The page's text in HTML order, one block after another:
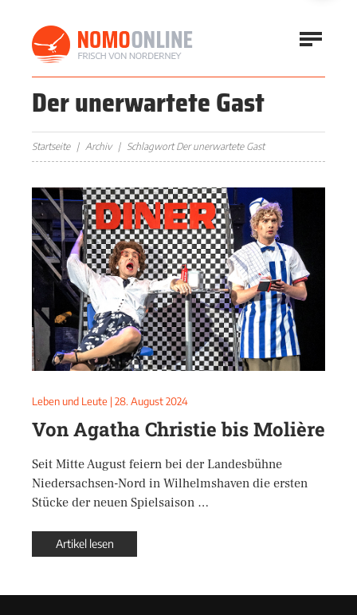
Der unerwartete Gast
Startseite Archiv Schlagwort Der unerwartete Gast
Leben und Leute | 28. August 2024
Von Agatha Christie bis Molière
Seit Mitte August feiern bei der Landesbühne
Niedersachsen-Nord in Wilhelmshaven die ersten
Stücke der neuen Spielsaison …
Artikel lesen